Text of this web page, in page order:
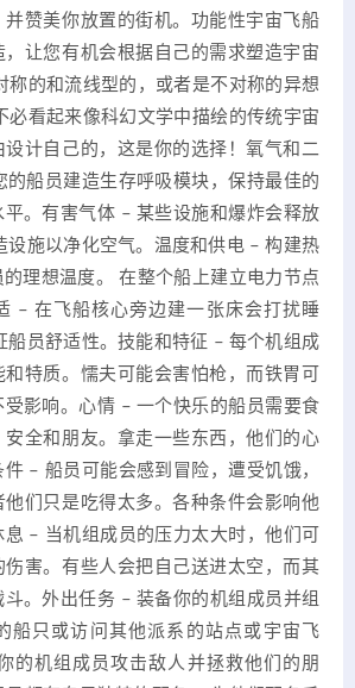
并赞美你放置的街机。功能性宇宙飞船
，让您有机会根据自己的需求塑造宇宙
称的和流线型的，或者是不对称的异想
必看起来像科幻文学中描绘的传统宇宙
设计自己的，这是你的选择！氧气和二
的船员建造生存呼吸模块，保持最佳的
。有害气体 – 某些设施和爆炸会释放
设施以净化空气。温度和供电 – 构建热
理想温度。 在整个船上建立电力节点
– 在飞船核心旁边建一张床会打扰睡
船员舒适性。技能和特征 – 每个机组成
特质。懦夫可能会害怕枪，而铁胃可
受影响。心情 – 一个快乐的船员需要食
安全和朋友。拿走一些东西，他们的心
– 船员可能会感到冒险，遭受饥饿，
他们只是吃得太多。各种条件会影响他
– 当机组成员的压力太大时，他们可
伤害。有些人会把自己送进太空，而其
。外出任务 – 装备你的机组成员并组
船只或访问其他派系的站点或宇宙飞
的机组成员攻击敌人并拯救他们的朋